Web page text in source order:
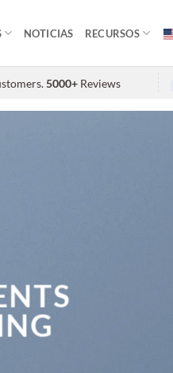
NOTICIAS RECURSOS
5000+ Reviews